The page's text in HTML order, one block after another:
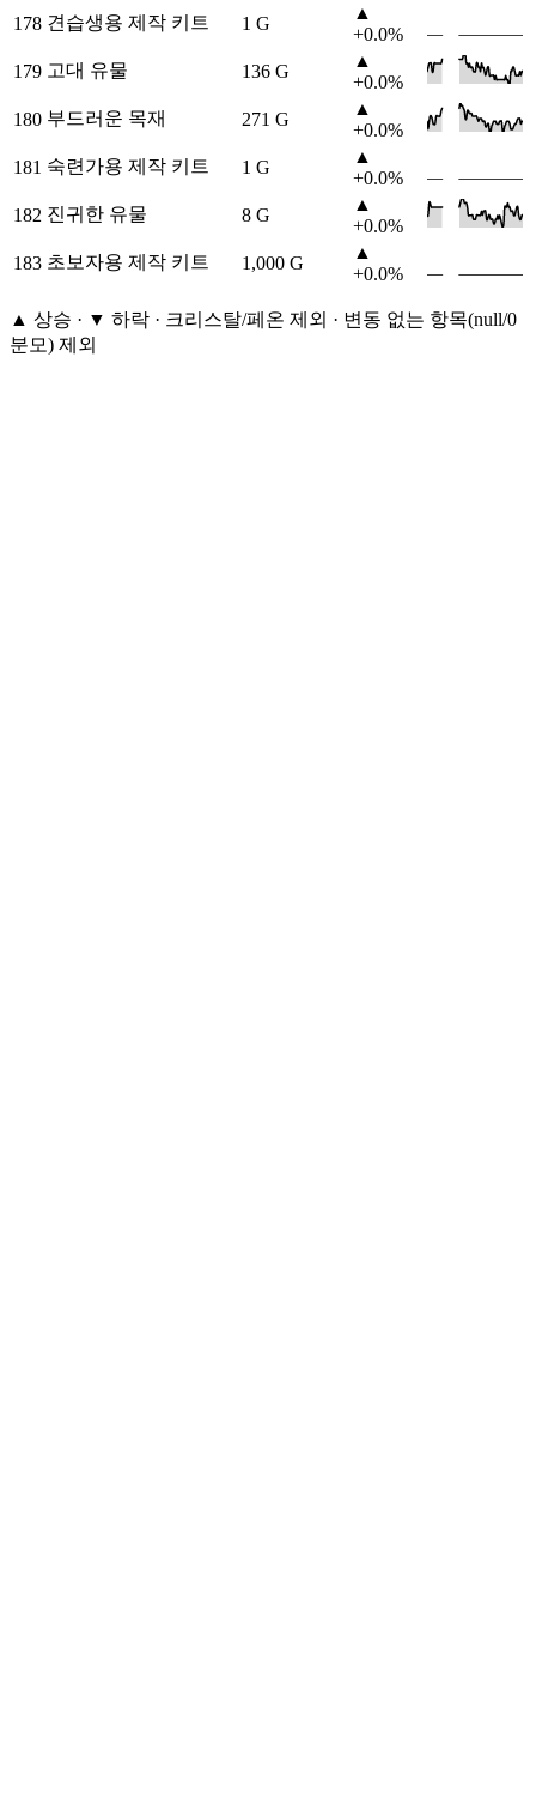
178 견습생용 제작 키트 1 G
▲
+0.0%
179 고대 유물 136 G
▲
+0.0%
180 부드러운 목재 271 G
▲
+0.0%
181 숙련가용 제작 키트 1 G
▲
+0.0%
182 진귀한 유물 8 G
▲
+0.0%
183 초보자용 제작 키트 1,000 G
▲
+0.0%
▲ 상승 · ▼ 하락 · 크리스탈/페온 제외 · 변동 없는 항목(null/0
분모) 제외